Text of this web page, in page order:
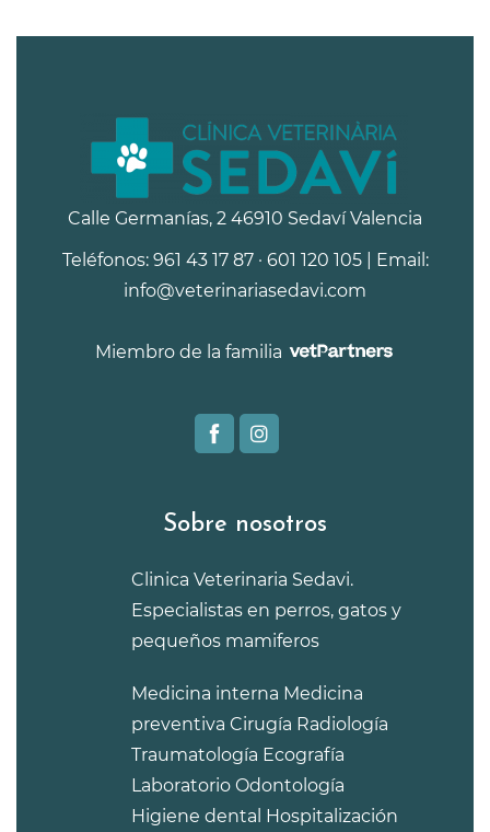
Calle Germanías, 2 46910 Sedaví Valencia
Teléfonos: 961 43 17 87 · 601 120 105 | Email:
info@veterinariasedavi.com
Miembro de la familia
Sobre nosotros
Clinica Veterinaria Sedavi.
Especialistas en perros, gatos y
pequeños mamiferos
Medicina interna Medicina
preventiva Cirugía Radiología
Traumatología Ecografía
Laboratorio Odontología
Higiene dental Hospitalización